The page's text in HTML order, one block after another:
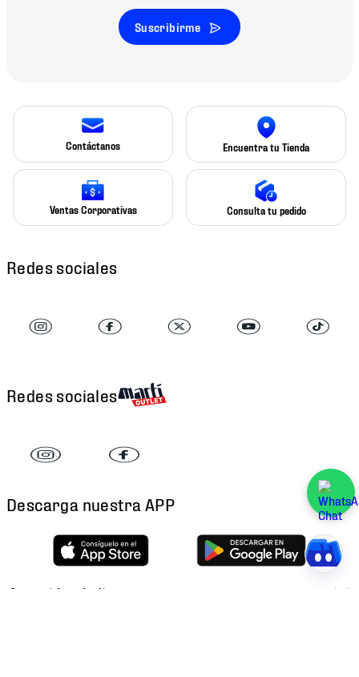
Suscribirme
Contáctanos Encuentra tu Tienda
Ventas Corporativas Consulta tu pedido
Redes sociales
Redes sociales
Descarga nuestra APP
Atención al cliente